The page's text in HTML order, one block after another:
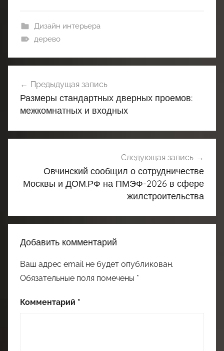
Дизайн интерьера
дерево
по
записям
Предыдущая запись
Размеры стандартных дверных проемов:
межкомнатных и входных
Следующая запись
Овчинский сообщил о сотрудничестве
Москвы и ДОМ.РФ на ПМЭФ-2026 в сфере
жилстроительства
Добавить комментарий
Ваш адрес email не будет опубликован.
Обязательные поля помечены *
Комментарий *